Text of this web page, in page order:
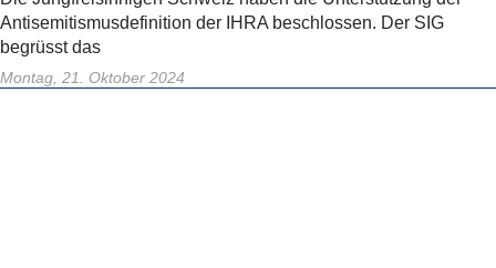
Antisemitismusdefinition der IHRA beschlossen. Der SIG
begrüsst das
Montag, 21. Oktober 2024